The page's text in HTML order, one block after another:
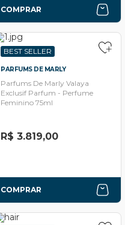
COMPRAR
BEST SELLER
PARFUMS DE MARLY
Parfums De Marly Valaya
Exclusif Parfum - Perfume
Feminino 75ml
R$ 3.819,00
COMPRAR